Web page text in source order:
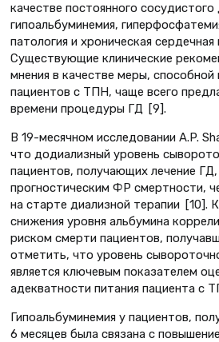
качестве постоянного сосудистого
гипоальбуминемия,
патология и хроническая
Существующие клинические
мнения в качестве меры, способной
пациентов с ТПН, чаще всего
времени процедуры ГД [9].
В 19-месячном исследовании A.P.
что додиализный уровень
пациентов, получающих лечение
прогностическим ФР смертности,
на старте диализной терапии [10].
снижения уровня альбумина
риском смерти пациентов,
отметить, что уровень
является ключевым показателем
адекватности питания пациента с
Гипоальбуминемия у пациентов,
6 месяцев была связана с